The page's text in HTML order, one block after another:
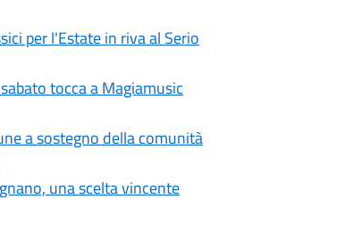
per l'Estate in riva al Serio
tocca a Magiamusic
a sostegno della comunità
una scelta vincente